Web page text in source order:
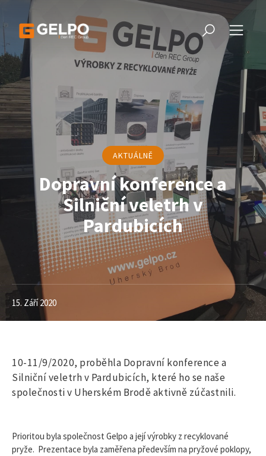
AKTUÁLNĚ
Dopravní konference a
Silniční veletrh v
Pardubicích
15. Září 2020
10-11/9/2020, proběhla Dopravní konference a
Silniční veletrh v Pardubicích, které ho se naše
společnosti v Uherském Brodě aktivně zúčastnili.
Prioritou byla společnost Gelpo a její výrobky z recyklované
pryže. Prezentace byla zaměřena především na pryžové poklopy,